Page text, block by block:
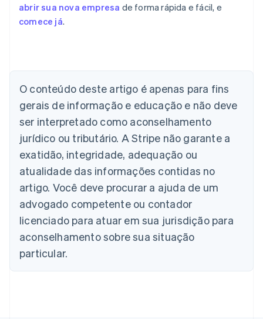
abrir sua nova empresa de forma rápida e fácil, e
comece já.
O conteúdo deste artigo é apenas para fins
gerais de informação e educação e não deve
ser interpretado como aconselhamento
jurídico ou tributário. A Stripe não garante a
exatidão, integridade, adequação ou
atualidade das informações contidas no
artigo. Você deve procurar a ajuda de um
advogado competente ou contador
licenciado para atuar em sua jurisdição para
aconselhamento sobre sua situação
particular.
English
Áustria
Deutsch English
Bélgica
Nederlands Français
Brasil
Português English
Bulgária
Canadá
EnglishFrançais
China continental
简体中文
Chipre
English
Croácia
EnglishItaliano
Dinamarca